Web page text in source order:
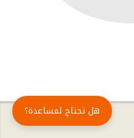
هل تحتاج لمساعدة؟